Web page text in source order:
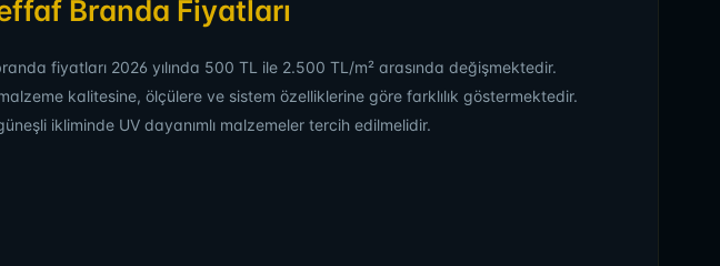
Branda Fiyatları
fiyatları 2026 yılında 500 TL ile 2.500 TL/m² arasında değişmektedir.
kalitesine, ölçülere ve sistem özelliklerine göre farklılık göstermektedir.
ikliminde UV dayanımlı malzemeler tercih edilmelidir.